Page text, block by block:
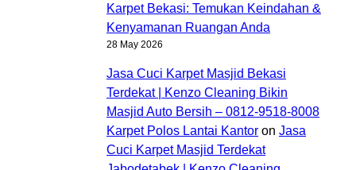
Karpet Bekasi: Temukan Keindahan &
Kenyamanan Ruangan Anda
28 May 2026
Jasa Cuci Karpet Masjid Bekasi
Terdekat | Kenzo Cleaning Bikin
Masjid Auto Bersih – 0812-9518-8008
Karpet Polos Lantai Kantor on Jasa
Cuci Karpet Masjid Terdekat